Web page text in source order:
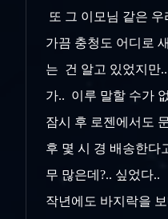
또 그 이모님 같은
가끔 충청도 어디로
는 건 알고 있었지만
가.. 이루 말할 수가
잠시 후 로젠에서도
후 몇 시 경 배송한
무 많은데?.. 싶었다..
작년에도 바지락을